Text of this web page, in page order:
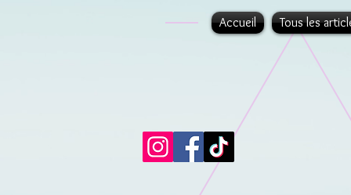
Accueil Tous les